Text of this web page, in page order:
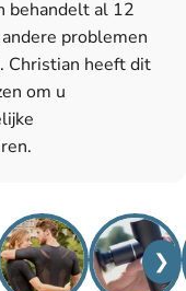
behandelt al 12
problemen
Christian heeft dit
om u
❯